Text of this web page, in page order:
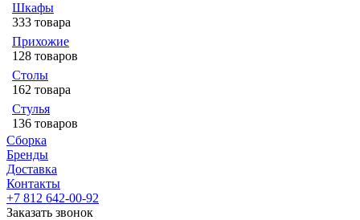
Шкафы
333 товара
Прихожие
128 товаров
Столы
162 товара
Стулья
136 товаров
Сборка
Бренды
Доставка
Контакты
+7 812 642-00-92
Заказать звонок